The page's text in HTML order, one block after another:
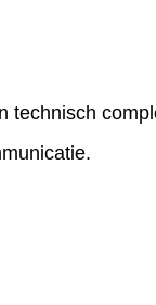
technisch